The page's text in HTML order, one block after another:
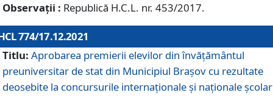
Observații : Republică H.C.L. nr. 453/2017.
774/17.12.2021
Titlu: Aprobarea premierii elevilor din învățământul
preuniversitar de stat din Municipiul Brașov cu rezultate
deosebite la concursurile internaționale și naționale